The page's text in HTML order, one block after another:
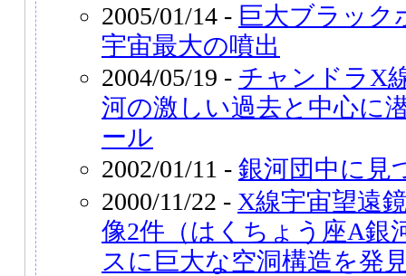
2005/01/14 - 巨大ブラック
宇宙最大の噴出
2004/05/19 - チャンドラX
河の激しい過去と中心に
ール
2002/01/11 - 銀河団中に見
2000/11/22 - X線宇宙望遠
像2件（はくちょう座A銀
スに巨大な空洞構造を発